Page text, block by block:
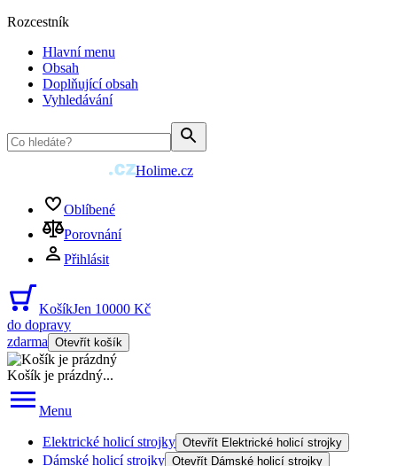
Rozcestník
Hlavní menu
Obsah
Doplňující obsah
Vyhledávání
Holime.cz
Oblíbené
Porovnání
Přihlásit
KošíkJen 10000 Kč
do dopravy
zdarma Otevřít košík
Košík je prázdný...
Menu
Elektrické holicí strojky Otevřít Elektrické holicí strojky
Dámské holicí strojky Otevřít Dámské holicí strojky